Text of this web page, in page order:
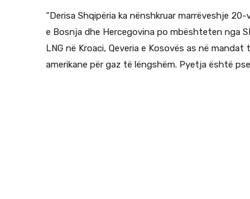
“Derisa Shqipëria ka nënshkruar marrëveshje
e Bosnja dhe Hercegovina po mbështeten nga
LNG në Kroaci, Qeveria e Kosovës as në
amerikane për gaz të lëngshëm. Pyetja është